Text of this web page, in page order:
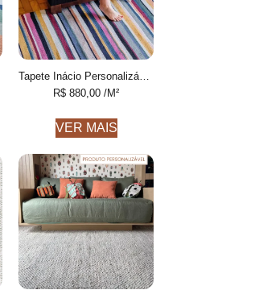
R$ 880,00 /M²
VER MAIS